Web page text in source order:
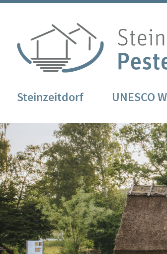
Steinzeitdorf UNESCO